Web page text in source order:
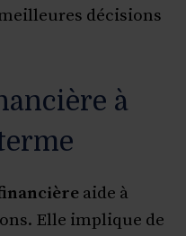
décisions
à
aide à
Elle implique de